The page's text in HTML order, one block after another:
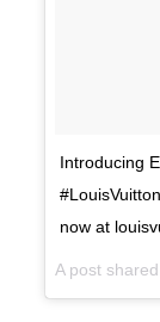
Introducing
now at
A post